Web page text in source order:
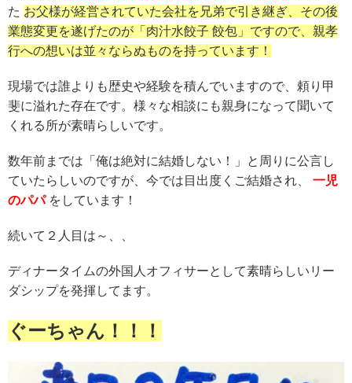
た お父様が経営されていた会社を兄弟で引き継ぎ、その後
業態変更を遂げたのが「肉汁水餃子 餃包」ですので、親孝
行への想いは並々ならぬものを持っています！
現場では誰よりも歴史や経験を積んでいますので、頼り甲
斐に溢れた存在です。様々な相談にも親身になって聞いて
くれる所が素晴らしいです。
数年前までは「俺は絶対に結婚しない！」と周りに公言し
ていたらしいのですが、今では目出度くご結婚され、 一児
のパパ をしています！
続いて２人目は～、、
ディナータイムの外国人オフィサーとして素晴らしいリー
ダシップを発揮してます。
ぐーちゃん！！！